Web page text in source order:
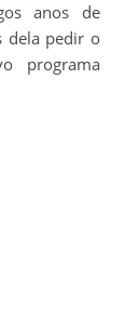
anos de
dela pedir o
programa